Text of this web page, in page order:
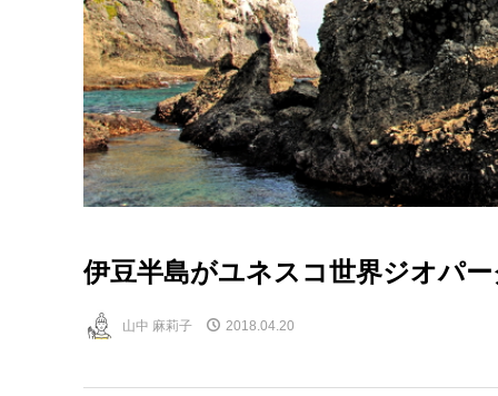
伊豆半島がユネスコ世界ジオパ
山中 麻莉子 2018.04.20